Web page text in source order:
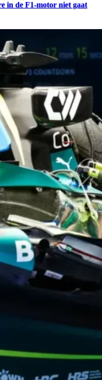
in de F1-motor niet gaat